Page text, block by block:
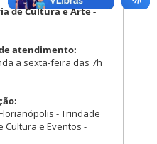
de Cultura e Arte -
atendimento:
a sexta-feira das 7h
- Trindade
Cultura e Eventos -